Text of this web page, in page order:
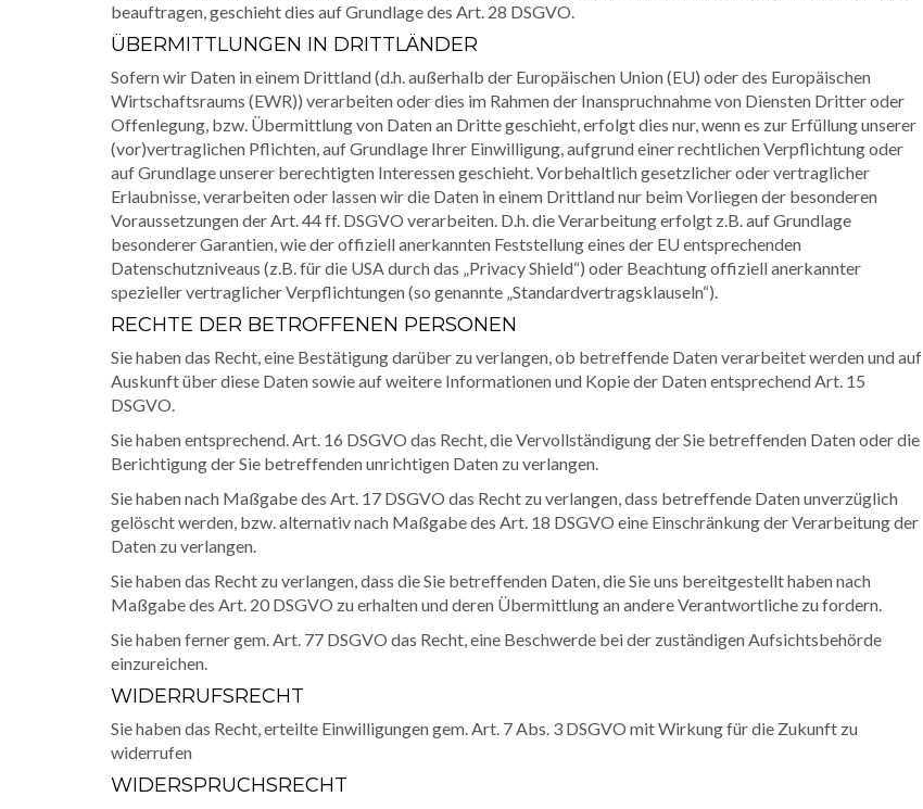
beauftragen, geschieht dies auf Grundlage des Art. 28 DSGVO.
ÜBERMITTLUNGEN IN DRITTLÄNDER
Sofern wir Daten in einem Drittland (d.h. außerhalb der Europäischen Union (EU) oder des Europäischen
Wirtschaftsraums (EWR)) verarbeiten oder dies im Rahmen der Inanspruchnahme von Diensten Dritter oder
Offenlegung, bzw. Übermittlung von Daten an Dritte geschieht, erfolgt dies nur, wenn es zur Erfüllung unserer
(vor)vertraglichen Pflichten, auf Grundlage Ihrer Einwilligung, aufgrund einer rechtlichen Verpflichtung oder
auf Grundlage unserer berechtigten Interessen geschieht. Vorbehaltlich gesetzlicher oder vertraglicher
Erlaubnisse, verarbeiten oder lassen wir die Daten in einem Drittland nur beim Vorliegen der besonderen
Voraussetzungen der Art. 44 ff. DSGVO verarbeiten. D.h. die Verarbeitung erfolgt z.B. auf Grundlage
besonderer Garantien, wie der offiziell anerkannten Feststellung eines der EU entsprechenden
Datenschutzniveaus (z.B. für die USA durch das „Privacy Shield“) oder Beachtung offiziell anerkannter
spezieller vertraglicher Verpflichtungen (so genannte „Standardvertragsklauseln“).
RECHTE DER BETROFFENEN PERSONEN
Sie haben das Recht, eine Bestätigung darüber zu verlangen, ob betreffende Daten verarbeitet werden und auf
Auskunft über diese Daten sowie auf weitere Informationen und Kopie der Daten entsprechend Art. 15
DSGVO.
Sie haben entsprechend. Art. 16 DSGVO das Recht, die Vervollständigung der Sie betreffenden Daten oder die
Berichtigung der Sie betreffenden unrichtigen Daten zu verlangen.
Sie haben nach Maßgabe des Art. 17 DSGVO das Recht zu verlangen, dass betreffende Daten unverzüglich
gelöscht werden, bzw. alternativ nach Maßgabe des Art. 18 DSGVO eine Einschränkung der Verarbeitung der
Daten zu verlangen.
Sie haben das Recht zu verlangen, dass die Sie betreffenden Daten, die Sie uns bereitgestellt haben nach
Maßgabe des Art. 20 DSGVO zu erhalten und deren Übermittlung an andere Verantwortliche zu fordern.
Sie haben ferner gem. Art. 77 DSGVO das Recht, eine Beschwerde bei der zuständigen Aufsichtsbehörde
einzureichen.
WIDERRUFSRECHT
Sie haben das Recht, erteilte Einwilligungen gem. Art. 7 Abs. 3 DSGVO mit Wirkung für die Zukunft zu
widerrufen
WIDERSPRUCHSRECHT